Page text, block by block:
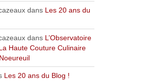
dans Les 20 ans du
dans L’Observatoire
Haute Couture Culinaire
Les 20 ans du Blog !